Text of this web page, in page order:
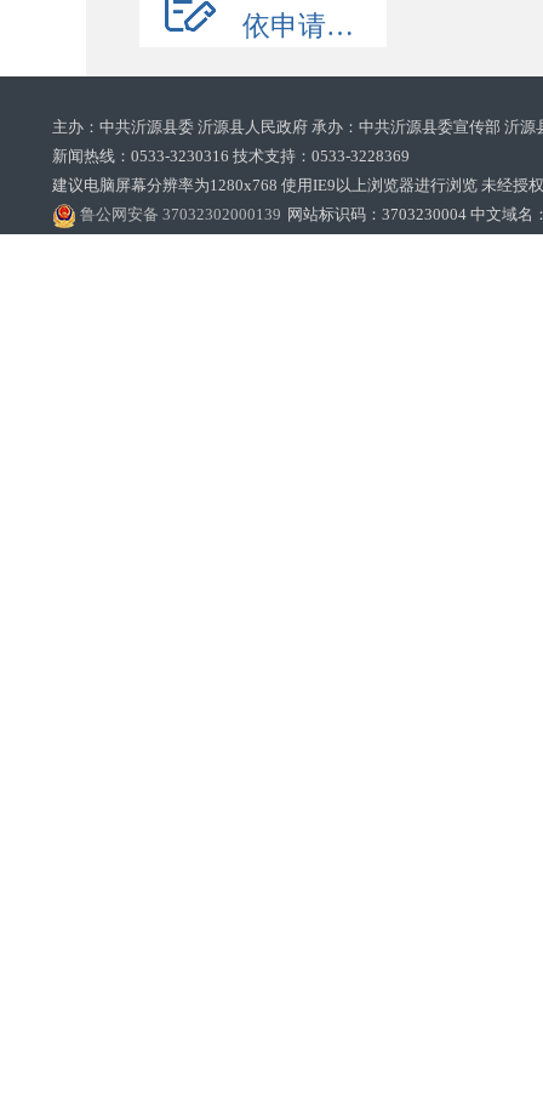
依申请公开
主办：中共沂源县委 沂源县人民政府 承办：中共沂源县委宣传部 沂
新闻热线：0533-3230316 技术支持：0533-3228369‌‌
建议电脑屏幕分辨率为1280x768 使用IE9以上浏览器进行浏览 未经授
鲁公网安备 37032302000139 网站标识码：3703230004 中文域名